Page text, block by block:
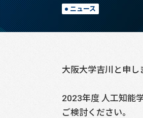
ニュース
大阪大学吉川と申し
2023年度 人工知能
ご検討ください。